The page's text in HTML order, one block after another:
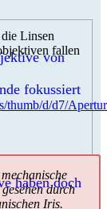
von
fokussiert
haben doch
Linsen
fallen
durch
Iris.